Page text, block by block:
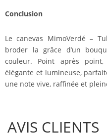
Conclusion
Le canevas MimoVerdé –
broder la grâce d’un
couleur. Point après
élégante et lumineuse,
une note vive, raffinée et
AVIS CLIENTS